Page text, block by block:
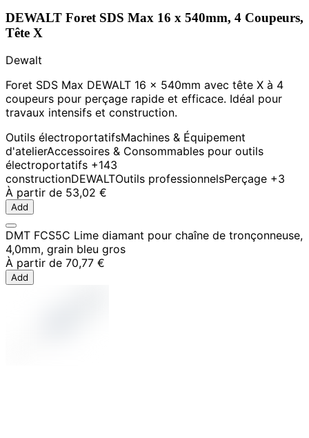
DEWALT Foret SDS Max 16 x 540mm, 4 Coupeurs,
Tête X
Dewalt
Foret SDS Max DEWALT 16 x 540mm avec tête X à 4
coupeurs pour perçage rapide et efficace. Idéal pour
travaux intensifs et construction.
Outils électroportatifsMachines & Équipement
d'atelierAccessoires & Consommables pour outils
électroportatifs +143
constructionDEWALTOutils professionnelsPerçage +3
À partir de 53,02 €
Add
DMT FCS5C Lime diamant pour chaîne de tronçonneuse,
4,0mm, grain bleu gros
À partir de 70,77 €
Add